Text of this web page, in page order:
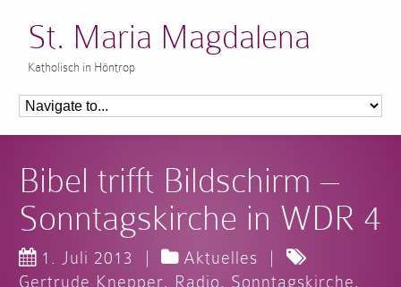
St. Maria Magdalena
Katholisch in Höntrop
Bibel trifft Bildschirm –
Sonntagskirche in WDR 4
1. Juli 2013 | Aktuelles
|
Gertrude Knepper, Radio, Sonntagskirche,